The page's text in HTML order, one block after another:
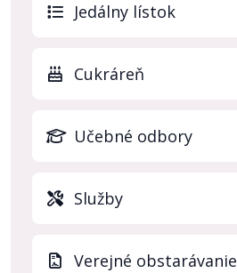
Jedálny lístok
Cukráreň
Učebné odbory
Služby
Verejné obstarávanie